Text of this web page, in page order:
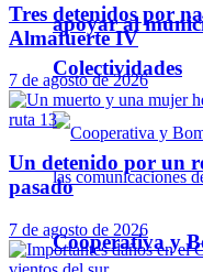
apoyar al
Colectividades
Cooperativa y
Tres detenidos por
Almafuerte IV
7 de agosto de 2026
Un detenido por un
pasado
7 de agosto de 2026